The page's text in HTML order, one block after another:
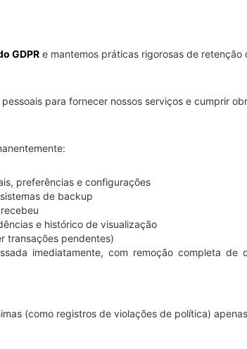
GDPR e mantemos práticas rigorosas de retenção
para fornecer nossos serviços e cumprir
preferências e configurações
de backup
e histórico de visualização
transações pendentes)
imediatamente, com remoção completa de
(como registros de violações de política)